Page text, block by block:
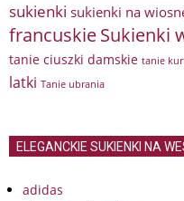
sukienki sukienki na
francuskieSukienki
tanie ciuszki damskie tanie
latki Tanie ubrania
ELEGANCKIE SUKIENKI NA
adidas